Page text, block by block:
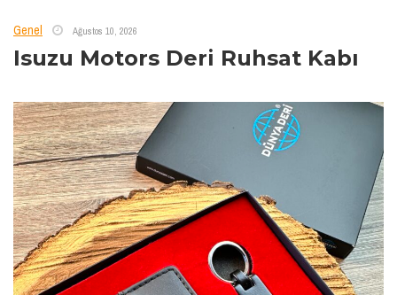
Genel Ağustos 10, 2026
Isuzu Motors Deri Ruhsat Kabı